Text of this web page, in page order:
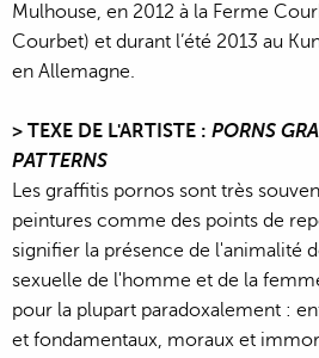
Mulhouse, en 2012 à la Ferme
Courbet) et durant l’été 2013 au
en Allemagne.
> TEXE DE L'ARTISTE : PORNS
PATTERNS
Les graffitis pornos sont très
peintures comme des points de
signifier la présence de l'animalité
sexuelle de l'homme et de la
pour la plupart paradoxalement :
et fondamentaux, moraux et